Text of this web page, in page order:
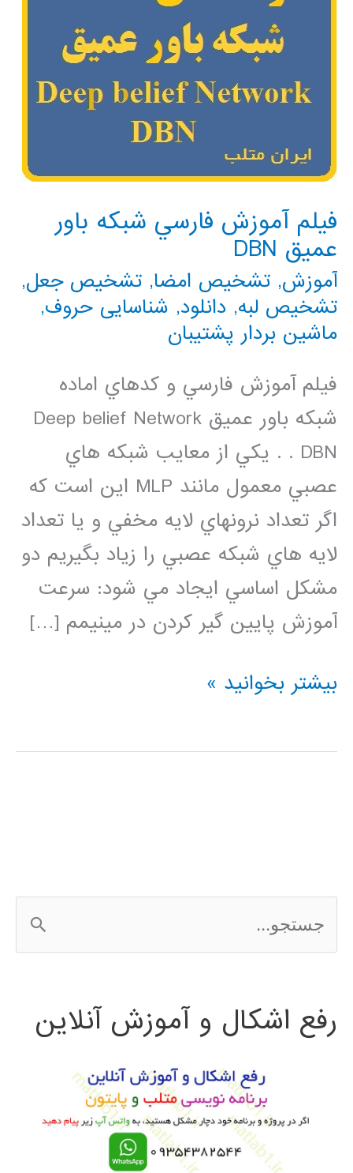
فيلم آموزش فارسي شبكه باور
عميق DBN
آموزش, تشخیص امضا, تشخیص جعل,
تشخیص لبه, دانلود, شناسایی حروف,
ماشین بردار پشتیبان
فيلم آموزش فارسي و كدهاي اماده
شبكه باور عميق Deep belief Network
DBN . . يكي از معايب شبكه هاي
عصبي معمول مانند MLP اين است كه
اگر تعداد نرونهاي لايه مخفي و يا تعداد
لايه هاي شبكه عصبي را زياد بگيريم دو
مشكل اساسي ايجاد مي شود: سرعت
آموزش پايين گير كردن در مينيمم […]
فيلم
فارسي
بیشتر بخوانید »
س
ج
رفع اشکال و آموزش آنلاین